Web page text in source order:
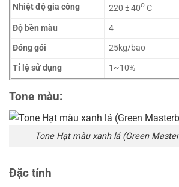
Nhiệt độ gia công 220 ± 40o C
Độ bền màu
4
Đóng gói
25kg/bao
Tỉ lệ sử dụng
1~10%
Tone màu:
Tone Hạt màu xanh lá (Green
Đặc tính